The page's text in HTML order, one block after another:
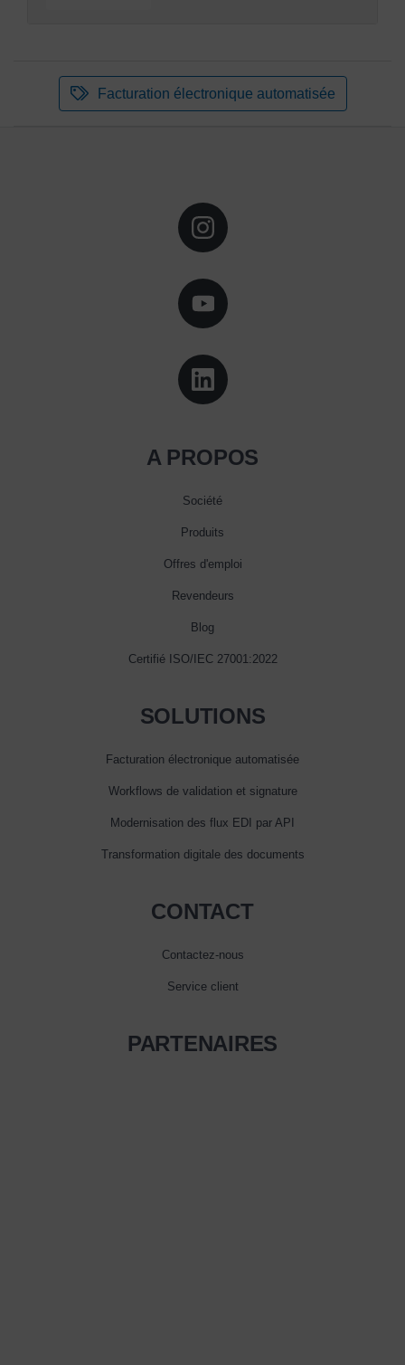
Facturation électronique automatisée
A PROPOS
Société
Produits
Offres d'emploi
Revendeurs
Blog
Certifié ISO/IEC 27001:2022
SOLUTIONS
Facturation électronique automatisée
Workflows de validation et signature
Modernisation des flux EDI par API
Transformation digitale des documents
CONTACT
Contactez-nous
Service client
PARTENAIRES